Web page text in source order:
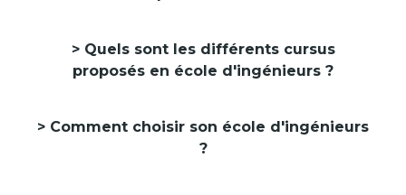
Quels sont les différents cursus
proposés en école d'ingénieurs ?
?